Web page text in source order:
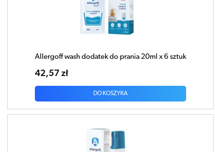
Allergoff wash dodatek do prania 20ml x 6 sztuk
42,57 zł
DO KOSZYKA